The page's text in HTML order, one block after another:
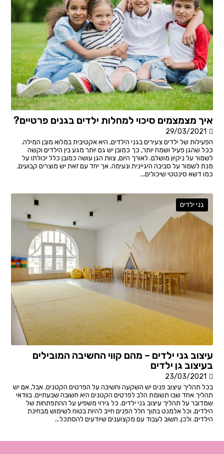
איך מצמצמים סיכוי למחלות ילדים בגנים פרטיים?
29/03/2021
הפעילות של ילדים צעירים בגני הילדים, היא אקטיבית במלוא מובן המילה.
ככל שהגן פעיל ושמח יותר, כך כמובן יש גם יותר מגע בין הילדים וקשה
לשמור על ניקיון מושלם. לאורך היום, צוות הגן עושה כמובן כלל יכולתו על
מנת לשמור על סביבה היגיינית ונעימה. אך יחד עם זאת יש מוצרים קבועים,
כמו דשא סינטטי שיכולים...
גני ילדים
עיצוב גני ילדים – מהם קווי החשיבה המובילים
בעיצוב גן ילדים
23/03/2021
בכל תהליך עיצוב פנים יש השקעה וחשיבה על הפרטים הקטנים. אבל, אם יש
תהליך אחד שבו תשומת הלב לפרטים הקטנים היא חשובה שבעתיים. בוודאי
שמדובר על תהליך עיצוב גני ילדים. כל גירוי משפיע על ההתפתחות של
הילדים, וכל אלמנט בתוך חלל הפנים חייב להיות בטוח לשימוש מבחינת
הילדים. ולכן, חשוב לעבוד עם מקצוענים שיודעים להסתכל...